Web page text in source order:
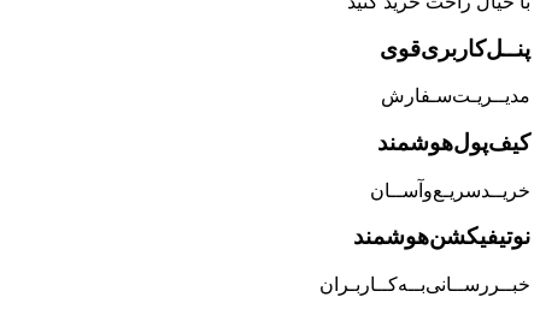
پنــل‌کاربری‌قوی
مدیــریـت‌سـفارش
کیف‌پول‌هوشمند
خریــد‌سریـع‌و‌آســان
نوتیفیکشن‌هوشمند
خبــررســانی‌بــه‌کــاربـران